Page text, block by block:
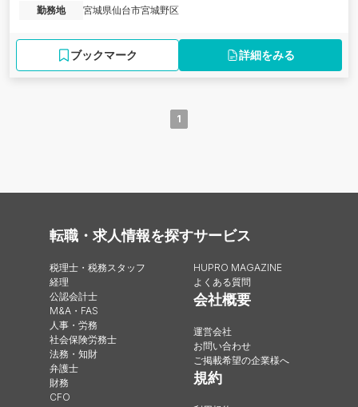
勤務地
宮城県仙台市宮城野区
ブックマーク 詳細をみる
1
転職・求人情報を探す
税理士・税務スタッフ
経理
公認会計士
M&A・FAS
人事・労務
社会保険労務士
法務・知財
弁護士
財務
CFO
サービス
HUPRO MAGAZINE
よくある質問
会社概要
運営会社
お問い合わせ
ご掲載希望の企業様へ
規約